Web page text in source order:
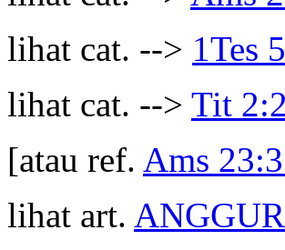
lihat cat. --> 1Tes
lihat cat. --> Tit 2:2
[atau ref. Ams
lihat art.